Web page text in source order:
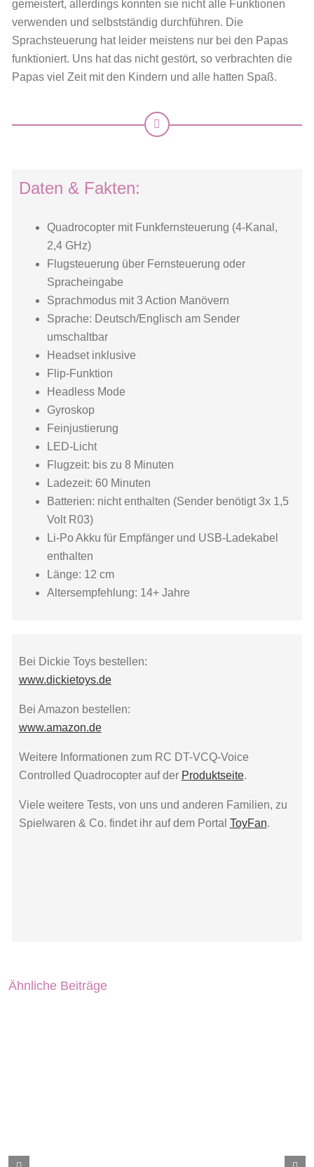
gemeistert, allerdings konnten sie nicht alle Funktionen
verwenden und selbstständig durchführen. Die
Sprachsteuerung hat leider meistens nur bei den Papas
funktioniert. Uns hat das nicht gestört, so verbrachten die
Papas viel Zeit mit den Kindern und alle hatten Spaß.
Daten & Fakten:
Quadrocopter mit Funkfernsteuerung (4-Kanal,
2,4 GHz)
Flugsteuerung über Fernsteuerung oder
Spracheingabe
Sprachmodus mit 3 Action Manövern
Sprache: Deutsch/Englisch am Sender
umschaltbar
Headset inklusive
Flip-Funktion
Headless Mode
Gyroskop
Feinjustierung
LED-Licht
Flugzeit: bis zu 8 Minuten
Ladezeit: 60 Minuten
Batterien: nicht enthalten (Sender benötigt 3x 1,5
Volt R03)
Li-Po Akku für Empfänger und USB-Ladekabel
enthalten
Länge: 12 cm
Altersempfehlung: 14+ Jahre
Bei Dickie Toys bestellen:
www.dickietoys.de
Bei Amazon bestellen:
www.amazon.de
Weitere Informationen zum RC DT-VCQ-Voice
Controlled Quadrocopter auf der Produktseite.
Viele weitere Tests, von uns und anderen Familien, zu
Spielwaren & Co. findet ihr auf dem Portal ToyFan.
Ähnliche Beiträge